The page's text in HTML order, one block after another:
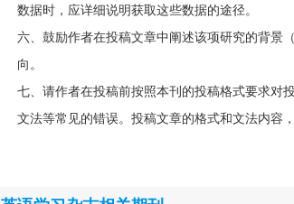
数据时，应详细说明获取这些数据的途径。
六、鼓励作者在投稿文章中阐述该项研究的背景
向。
七、请作者在投稿前按照本刊的投稿格式要求对
文法等常见的错误。投稿文章的格式和文法内容